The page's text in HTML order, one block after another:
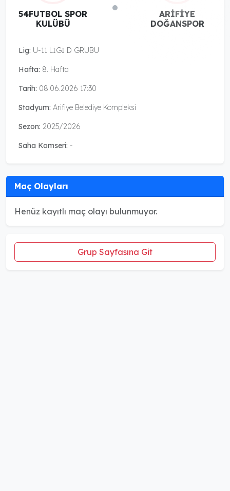
54FUTBOL SPOR
KULÜBÜ
ARİFİYE
DOĞANSPOR
Lig: U-11 LİGİ D GRUBU
Hafta: 8. Hafta
Tarih: 08.06.2026 17:30
Stadyum: Arifiye Belediye Kompleksi
Sezon: 2025/2026
Saha Komseri: -
Maç Olayları
Henüz kayıtlı maç olayı bulunmuyor.
Grup Sayfasına Git